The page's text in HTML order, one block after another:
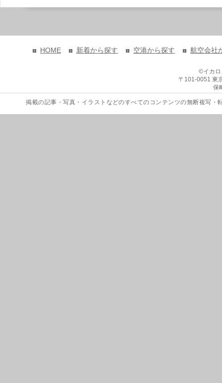
HOME 新着から探す 空港から探す 航空会社
©イカ
〒101-0051 東
保
掲載の記事・写真・イラストなどのすべてのコンテンツの無断複